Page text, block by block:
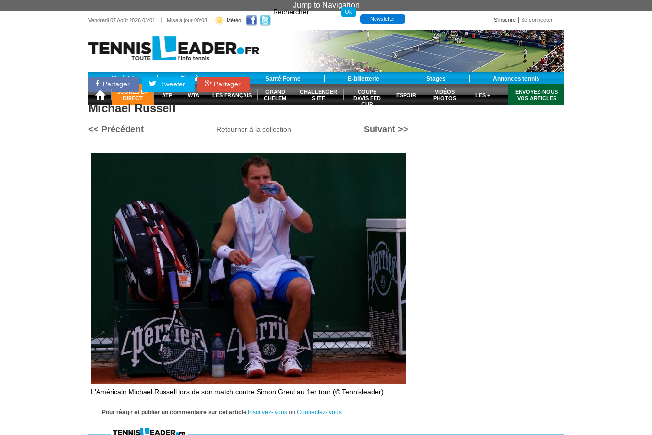
Jump to Navigation
Vendredi 07 Août 2026 03:01 | Mise à jour 00:08 Météo
Rechercher
Newsletter S'inscrire Se connecter
Matériel Entraînement Santé Forme E-billetterie Stages Annonces tennis
SCORES EN
DIRECT
ATP WTA LES FRANÇAIS
GRAND
CHELEM
CHALLENGER
S ITF
COUPE
DAVIS FED
CUP
ESPOIR
VIDÉOS
PHOTOS
LES +
ENVOYEZ-NOUS
VOS ARTICLES
Partager Tweeter Partager
Michael Russell
<< Précédent Retourner à la collection Suivant >>
L'Américain Michael Russell lors de son match contre Simon Greul au 1er tour (© Tennisleader)
Pour réagir et publier un commentaire sur cet article Inscrivez- vous ou Connectez- vous